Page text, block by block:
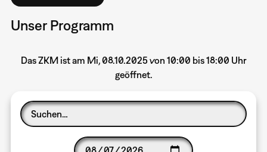
Unser Programm
Das ZKM ist am Mi, 08.10.2025 von 10:00 bis 18:00 Uhr
geöffnet.